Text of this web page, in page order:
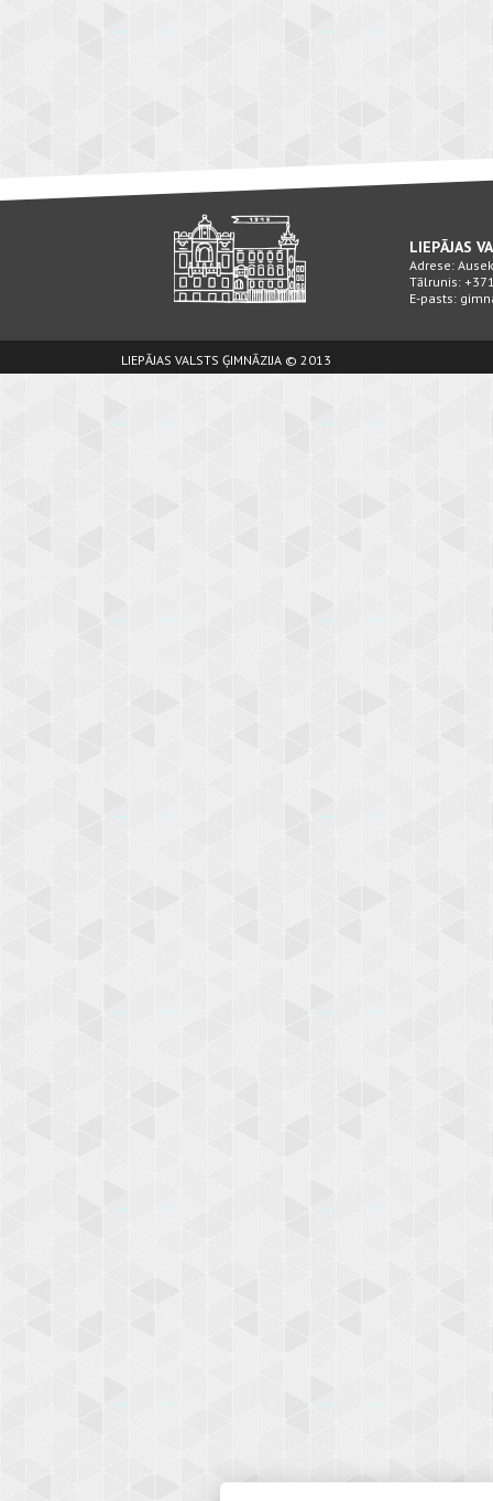
LIEPĀJAS
Adrese:
Tālrunis:
E-pasts:
LIEPĀJAS VALSTS ĢIMNĀZIJA © 2013